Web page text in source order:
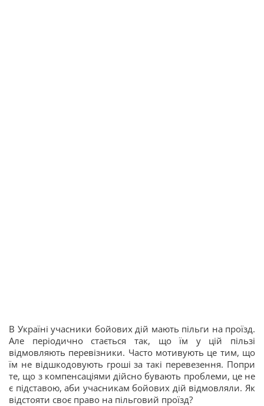
В Україні учасники бойових дій мають пільги на проїзд.
Але періодично стається так, що їм у цій пільзі
відмовляють перевізники. Часто мотивують це тим, що
їм не відшкодовують гроші за такі перевезення. Попри
те, що з компенсаціями дійсно бувають проблеми, це не
є підставою, аби учасникам бойових дій відмовляли. Як
відстояти своє право на пільговий проїзд?